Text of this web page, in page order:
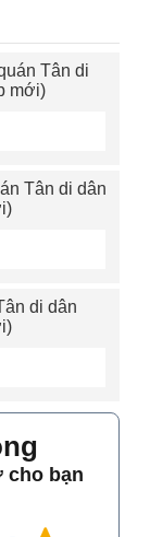
Tân di
mới)
Tân di dân
di dân
cho bạn